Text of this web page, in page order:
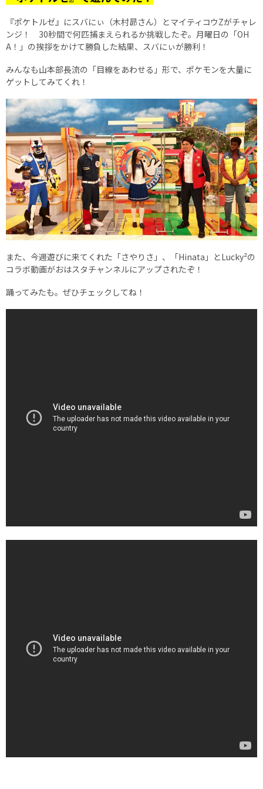
『ポケトルゼ』にスバにぃ（木村昴さん）とマイティコウZがチャレ
ンジ！ 30秒間で何匹捕まえられるか挑戦したぞ。月曜日の「OH
A！」の挨拶をかけて勝負した結果、スバにぃが勝利！
みんなも山本部長流の「目線をあわせる」形で、ポケモンを大量に
ゲットしてみてくれ！
また、今週遊びに来てくれた「さやりさ」、「Hinata」とLucky²の
コラボ動画がおはスタチャンネルにアップされたぞ！
踊ってみたも。ぜひチェックしてね！